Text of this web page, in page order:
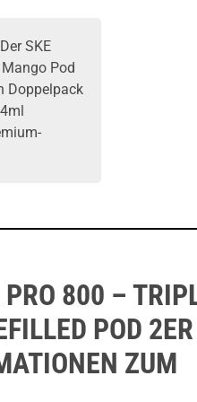
Der SKE
Pod
Doppelpack
PRO 800 –
POD 2ER
ZUM